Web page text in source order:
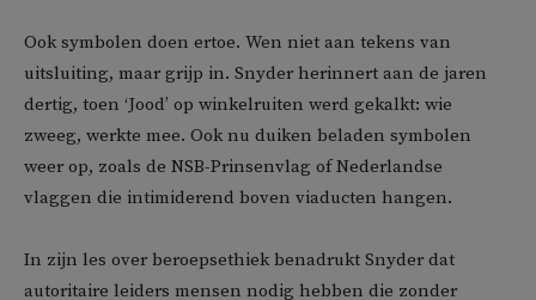
Ook symbolen doen ertoe. Wen niet aan tekens van
uitsluiting, maar grijp in. Snyder herinnert aan de jaren
dertig, toen ‘Jood’ op winkelruiten werd gekalkt: wie
zweeg, werkte mee. Ook nu duiken beladen symbolen
weer op, zoals de NSB-Prinsenvlag of Nederlandse
vlaggen die intimiderend boven viaducten hangen.
In zijn les over beroepsethiek benadrukt Snyder dat
autoritaire leiders mensen nodig hebben die zonder